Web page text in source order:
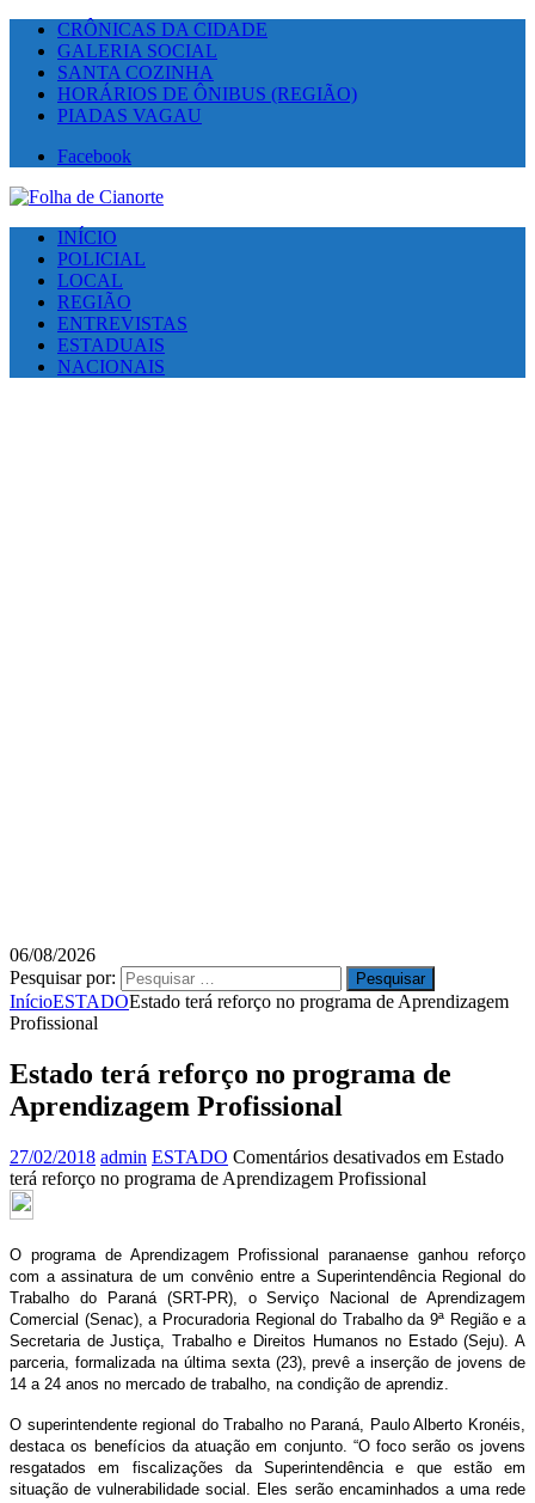
CRÔNICAS DA CIDADE
GALERIA SOCIAL
SANTA COZINHA
HORÁRIOS DE ÔNIBUS (REGIÃO)
PIADAS VAGAU
Facebook
INÍCIO
POLICIAL
LOCAL
REGIÃO
ENTREVISTAS
ESTADUAIS
NACIONAIS
06/08/2026
Pesquisar por:
InícioESTADOEstado terá reforço no programa de Aprendizagem
Profissional
Estado terá reforço no programa de
Aprendizagem Profissional
27/02/2018 admin ESTADO Comentários desativados em Estado
terá reforço no programa de Aprendizagem Profissional
O programa de Aprendizagem Profissional paranaense ganhou reforço
com a assinatura de um convênio entre a Superintendência Regional do
Trabalho do Paraná (SRT-PR), o Serviço Nacional de Aprendizagem
Comercial (Senac), a Procuradoria Regional do Trabalho da 9ª Região e a
Secretaria de Justiça, Trabalho e Direitos Humanos no Estado (Seju). A
parceria, formalizada na última sexta (23), prevê a inserção de jovens de
14 a 24 anos no mercado de trabalho, na condição de aprendiz.
O superintendente regional do Trabalho no Paraná, Paulo Alberto Kronéis,
destaca os benefícios da atuação em conjunto. “O foco serão os jovens
resgatados em fiscalizações da Superintendência e que estão em
situação de vulnerabilidade social. Eles serão encaminhados a uma rede